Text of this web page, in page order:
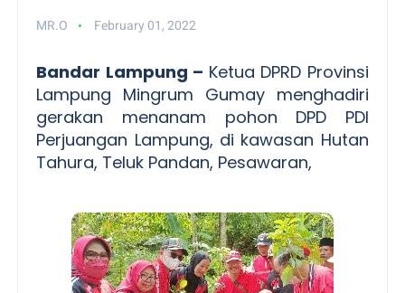
MR.O February 01, 2022
Bandar Lampung – Ketua DPRD Provinsi
Lampung Mingrum Gumay menghadiri
gerakan menanam pohon DPD PDI
Perjuangan Lampung, di kawasan Hutan
Tahura, Teluk Pandan, Pesawaran,